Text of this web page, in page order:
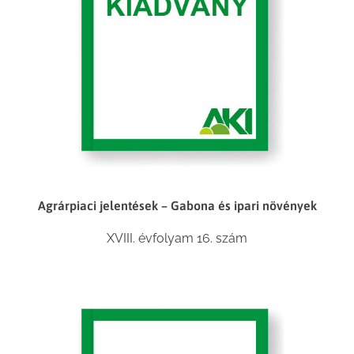
Agrárpiaci jelentések – Gabona és ipari növények
XVIII. évfolyam 16. szám